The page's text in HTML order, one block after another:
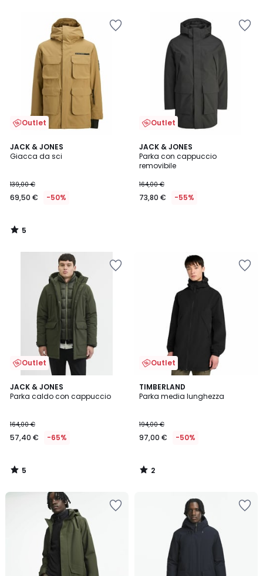
Outlet
JACK & JONES
Giacca da sci
139,00 €
69,50 € -50%
5
/
5
/
Outlet
JACK & JONES
Parka con cappuccio
removibile
164,00 €
73,80 € -55%
Outlet
JACK & JONES
Parka caldo con cappuccio
164,00 €
57,40 € -65%
5
/
5
/
Outlet
TIMBERLAND
Parka media lunghezza
194,00 €
97,00 € -50%
2
/
2
/